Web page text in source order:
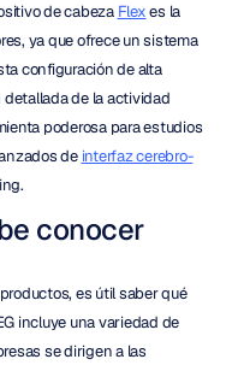
de cabeza Flex es la
ya que ofrece un sistema
configuración de alta
de la actividad
poderosa para estudios
de interfaz cerebro-
conocer
es útil saber qué
incluye una variedad de
se dirigen a las